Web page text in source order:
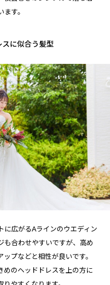
す。
に似合う髪型
に広がるAラインのウエディン
も合わせやすいですが、高め
プなどと相性が良いです。
めのヘッドドレスを上の方に